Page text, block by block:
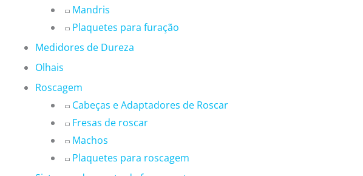
Mandris
Plaquetes para furação
Medidores de Dureza
Olhais
Roscagem
Cabeças e Adaptadores de Roscar
Fresas de roscar
Machos
Plaquetes para roscagem